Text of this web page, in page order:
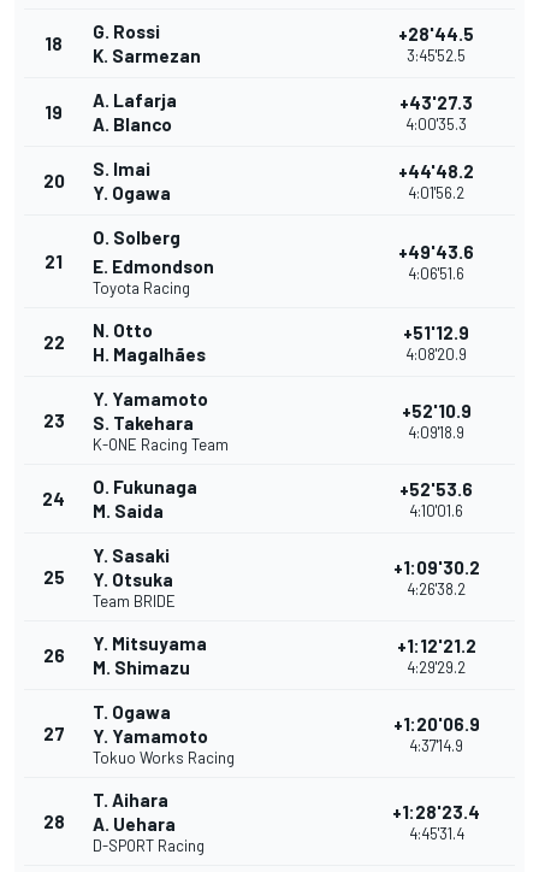
18
G. Rossi
K. Sarmezan
+28'44.5
3:45'52.5
19
A. Lafarja
A. Blanco
+43'27.3
4:00'35.3
20
S. Imai
Y. Ogawa
+44'48.2
4:01'56.2
21
O. Solberg
E. Edmondson
Toyota Racing
+49'43.6
4:06'51.6
22
N. Otto
H. Magalhães
+51'12.9
4:08'20.9
23
Y. Yamamoto
S. Takehara
K-ONE Racing Team
+52'10.9
4:09'18.9
24
O. Fukunaga
M. Saida
+52'53.6
4:10'01.6
25
Y. Sasaki
Y. Otsuka
Team BRIDE
+1:09'30.2
4:26'38.2
26
Y. Mitsuyama
M. Shimazu
+1:12'21.2
4:29'29.2
27
T. Ogawa
Y. Yamamoto
Tokuo Works Racing
+1:20'06.9
4:37'14.9
28
T. Aihara
A. Uehara
D-SPORT Racing
+1:28'23.4
4:45'31.4